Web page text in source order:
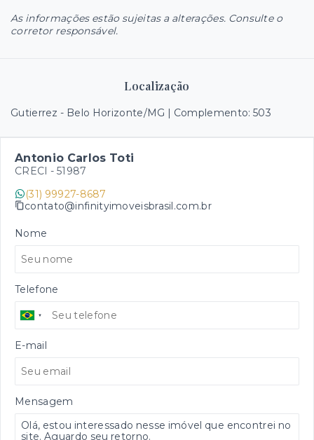
As informações estão sujeitas a alterações. Consulte o
corretor responsável.
Localização
Gutierrez - Belo Horizonte/MG | Complemento: 503
Antonio Carlos Toti
CRECI - 51987
(31) 99927-8687
contato@infinityimoveisbrasil.com.br
Nome
Telefone
E-mail
Mensagem